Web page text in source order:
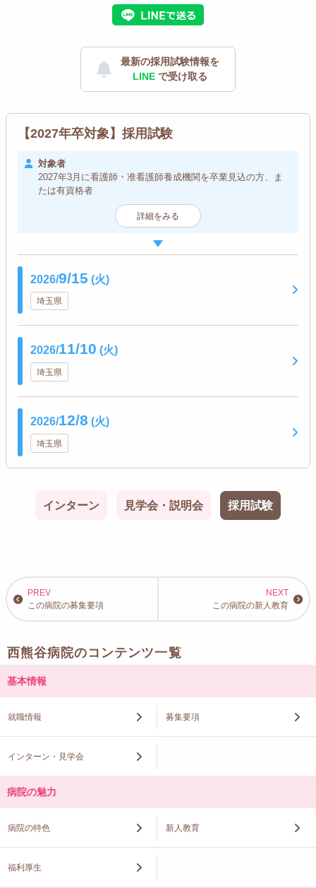
最新の採用試験情報を
LINE で受け取る
【2027年卒対象】採用試験
対象者
2027年3月に看護師・准看護師養成機関を卒業見込の方、ま
たは有資格者
詳細をみる
2026/9/15 (火)
埼玉県
2026/11/10 (火)
埼玉県
2026/12/8 (火)
埼玉県
インターン 見学会・説明会 採用試験
この病院の募集要項 この病院の新人教育
西熊谷病院のコンテンツ一覧
基本情報
就職情報 募集要項
インターン・見学会
病院の魅力
病院の特色 新人教育
福利厚生